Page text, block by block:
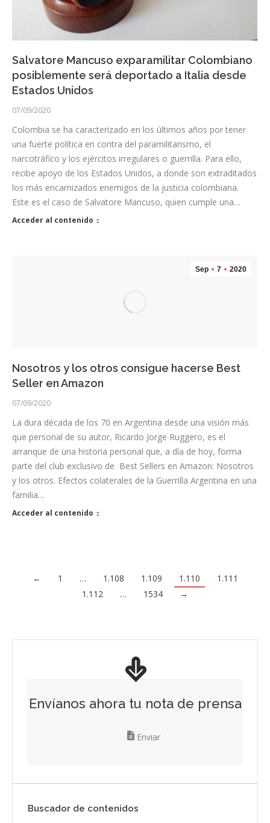
Salvatore Mancuso exparamilitar Colombiano
posiblemente será deportado a Italia desde
Estados Unidos
07/09/2020
Colombia se ha caracterizado en los últimos años por tener
una fuerte política en contra del paramilitarismo, el
narcotráfico y los ejércitos irregulares o guerrilla. Para ello,
recibe apoyo de los Estados Unidos, a donde son extraditados
los más encarnizados enemigos de la justicia colombiana.
Este es el caso de Salvatore Mancuso, quien cumple una…
Acceder al contenido
Sep 7 2020
Nosotros y los otros consigue hacerse Best
Seller en Amazon
07/09/2020
La dura década de los 70 en Argentina desde una visión más
que personal de su autor, Ricardo Jorge Ruggero, es el
arranque de una historia personal que, a día de hoy, forma
parte del club exclusivo de Best Sellers en Amazon: Nosotros
y los otros. Efectos colaterales de la Guerrilla Argentina en una
familia…
Acceder al contenido
← 1 … 1.108 1.109 1.110
1.111
1.112
… 1534 →
Envíanos ahora tu nota de prensa
Enviar
Buscador de contenidos